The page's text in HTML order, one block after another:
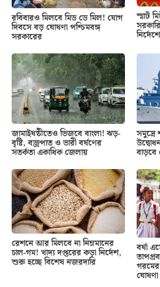
রবিবারও মিলবে মিড ডে মিল! যোগ
দিবসে বড় ঘোষণা পশ্চিমবঙ্গ
সরকারের
স্মার্ট
জামাইষষ্ঠীতেও ভিজবে বাংলা! ঝড়-
বৃষ্টি, বজ্রপাত ও ভারী বর্ষণের
সতর্কতা একাধিক জেলায়
সমুদ্রে
বাড়বে
রেশনে আর মিলবে না নিম্নমানের
চাল-গম! খাদ্য দপ্তরের কড়া নির্দেশ,
শুরু হচ্ছে বিশেষ নজরদারি
বর্ষা
ঘোষণা